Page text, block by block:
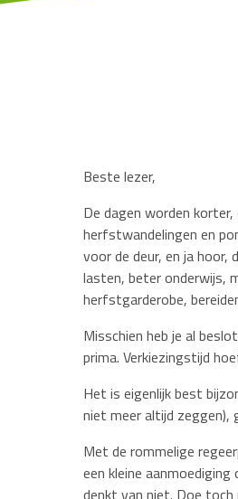
Beste lezer,
De dagen worden
herfstwandelingen en
voor de deur, en ja hoor,
lasten, beter onderwijs,
herfstgarderobe,
Misschien heb je al
prima. Verkiezingstijd
Het is eigenlijk best
niet meer altijd zeggen),
Met de rommelige
een kleine
denkt van niet. Doe